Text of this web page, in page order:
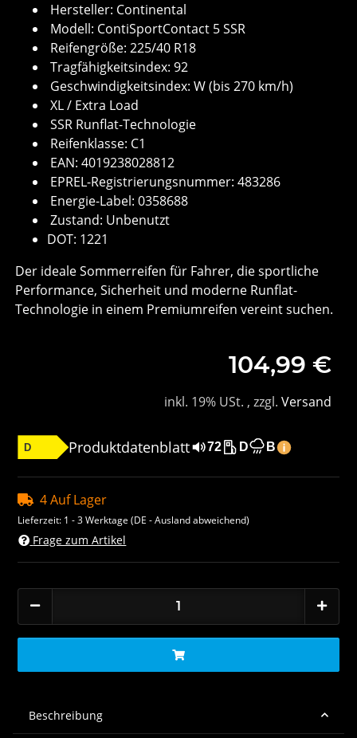
Hersteller: Continental
Modell: ContiSportContact 5 SSR
Reifengröße: 225/40 R18
Tragfähigkeitsindex: 92
Geschwindigkeitsindex: W (bis 270 km/h)
XL / Extra Load
SSR Runflat-Technologie
Reifenklasse: C1
EAN: 4019238028812
EPREL-Registrierungsnummer: 483286
Energie-Label: 0358688
Zustand: Unbenutzt
DOT: 1221
Der ideale Sommerreifen für Fahrer, die sportliche
Performance, Sicherheit und moderne Runflat-
Technologie in einem Premiumreifen vereint suchen.
104,99 €
inkl. 19% USt. , zzgl. Versand
D Produktdatenblatt 72 D B
4 Auf Lager
Lieferzeit: 1 - 3 Werktage(DE - Ausland abweichend)
Frage zum Artikel
Beschreibung